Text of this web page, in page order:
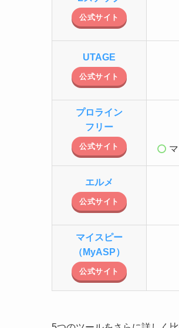
公式サイト
UTAGE
公式サイト
プロライン
フリー
公式サイト
エルメ
公式サイト
マイスピー
（MyASP）
公式サイト